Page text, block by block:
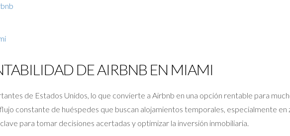
DE AIRBNB EN MIAMI
de Estados Unidos, lo que convierte a Airbnb en una opción rentable para
constante de huéspedes que buscan alojamientos temporales, especialmente en
para tomar decisiones acertadas y optimizar la inversión inmobiliaria.